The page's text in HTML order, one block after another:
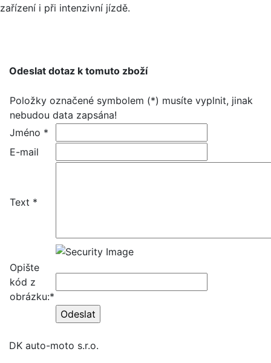
zařízení i při intenzivní jízdě.
Odeslat dotaz k tomuto zboží
Položky označené symbolem (*) musíte vyplnit, jinak
nebudou data zapsána!
Jméno *
E-mail
Text *
Opište
kód z
obrázku:*
DK auto-moto s.r.o.